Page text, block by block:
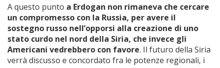
A questo punto a Erdogan non rimaneva che cercare
un compromesso con la Russia, per avere il
sostegno russo nell’opporsi alla creazione di uno
stato curdo nel nord della Siria, che invece gli
Americani vedrebbero con favore. Il futuro della Siria
verrà discusso e concordato fra le potenze regionali, i